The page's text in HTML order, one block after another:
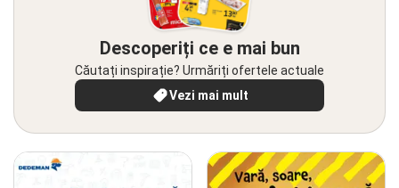
Descoperiți ce e mai bun
Căutați inspirație? Urmăriți ofertele actuale
Vezi mai mult